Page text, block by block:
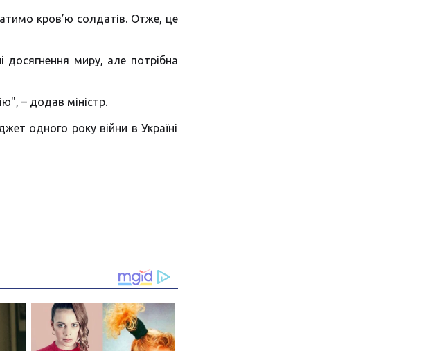
кров’ю солдатів. Отже, це
досягнення миру, але потрібна
– додав міністр.
одного року війни в Україні